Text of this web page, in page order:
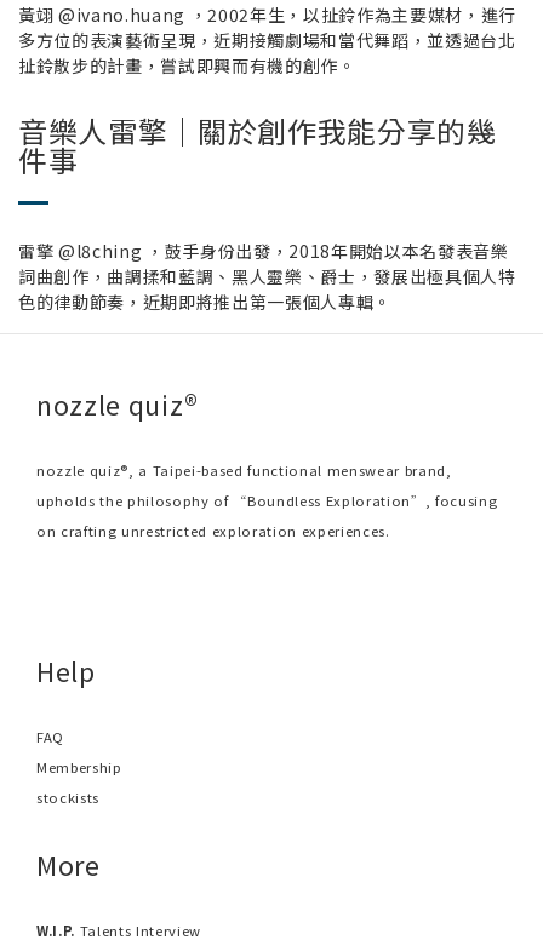
黃翊 @ivano.huang ，2002年生，以扯鈴作為主要媒材，進行
多方位的表演藝術呈現，近期接觸劇場和當代舞蹈，並透過台北
扯鈴散步的計畫，嘗試即興而有機的創作。
音樂人雷擎｜關於創作我能分享的幾
件事
雷擎 @l8ching ， 鼓手身份出發，2018年開始以本名發表音樂
詞曲創作，曲調揉和藍調、黑人靈樂、爵士，發展出極具個人特
色的律動節奏，近期即將推出第一張個人專輯。
nozzle quiz®
nozzle quiz®, a Taipei-based functional menswear brand,
upholds the philosophy of “Boundless Exploration”, focusing
on crafting unrestricted exploration experiences.
Help
FAQ
Membership
stockists
More
W.I.P. Talents Interview